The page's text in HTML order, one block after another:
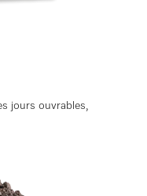
jours ouvrables,